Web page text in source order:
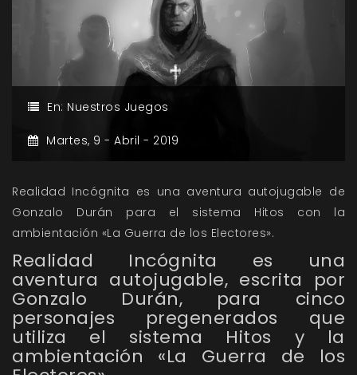
En: Nuestros Juegos
Martes, 9 - Abril - 2019
Realidad Incógnita es una aventura autojugable de
Gonzalo Durán para el sistema Hitos con la
ambientación «La Guerra de los Electores».
Realidad Incógnita es una
aventura autojugable, escrita por
Gonzalo Durán, para cinco
personajes pregenerados que
utiliza el sistema Hitos y la
ambientación «La Guerra de los